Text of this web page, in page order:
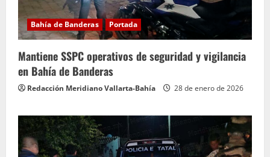
Bahía de Banderas Portada
Mantiene SSPC operativos de seguridad y vigilancia
en Bahía de Banderas
Redacción Meridiano Vallarta-Bahía 28 de enero de 2026